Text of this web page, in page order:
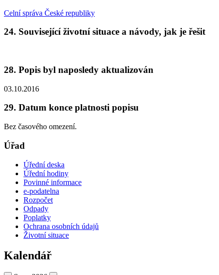
Celní správa České republiky
24. Související životní situace a návody, jak je řešit
28. Popis byl naposledy aktualizován
03.10.2016
29. Datum konce platnosti popisu
Bez časového omezení.
Úřad
Úřední deska
Úřední hodiny
Povinné informace
e-podatelna
Rozpočet
Odpady
Poplatky
Ochrana osobních údajů
Životní situace
Kalendář